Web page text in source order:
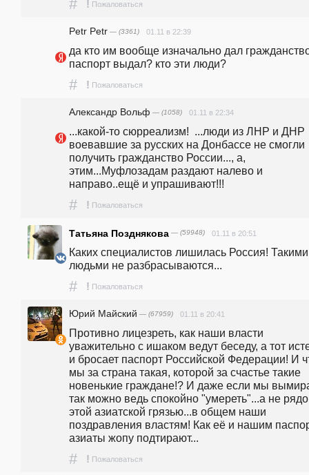
# ! Пожаловаться
Petr Petr — (3361) 01.11 в 22:39
да кто им вообще изначально дал
паспорт выдал? кто эти люди?
# ! Пожаловаться
Александр Вольф — (1058) 01.11 в 22:34
...какой-то сюрреализм!  ...люди из ЛНР и ДНР
воевавшие за русских на Донбассе не смогли
получить гражданство России..., а,
этим...Муфлозадам раздают налево и
направо..ещё и упрашивают!!!
# ! Пожаловаться
Татьяна Позднякова — (59948) 01.11 в 20:51
Каких специалистов лишилась Россия! Такими
людьми не разбрасываются...
# ! Пожаловаться
Юрий Майский — (67959) 01.11 в 20:41
Противно лицезреть, как наши власти
уважительно с ишаком ведут беседу, а тот
и бросает паспорт Российской Федерации! И
мы за страна такая, которой за счастье такие
новенькие граждане!? И даже если мы
так можно ведь спокойно "умереть"...а не
этой азиатской грязью...в общем наши
поздравления властям! Как её и нашим
азиаты жопу подтирают...
# ! Пожаловаться